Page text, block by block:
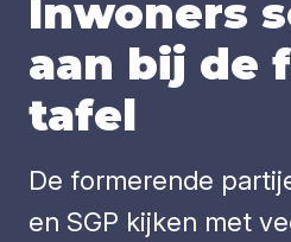
Inwo­ners
aan bij de
ta­fel
De formerende
en SGP kijken met